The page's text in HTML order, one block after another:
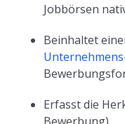
Jobbörsen
Beinhaltet
Erfasst die